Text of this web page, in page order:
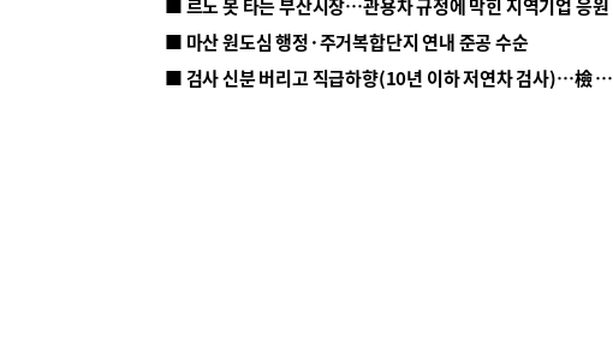
■ 르노 못 타는 부산시장…관용차 규정에 막힌 지역기업 응원
■ 마산 원도심 행정·주거복합단지 연내 준공 수순
■ 검사 신분 버리고 직급하향(10년 이하 저연차 검사)…檢 중수청행 기피